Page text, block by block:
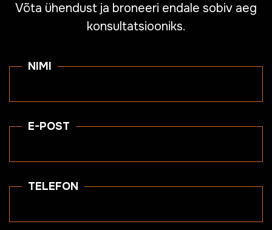
Võta ühendust ja broneeri endale sobiv aeg
konsultatsiooniks.
NIMI
E-POST
TELEFON